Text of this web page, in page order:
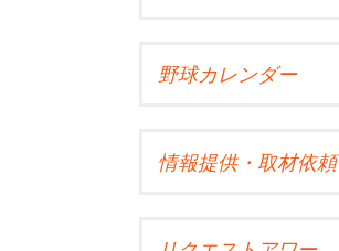
野球カレンダー
情報提供・取材依頼